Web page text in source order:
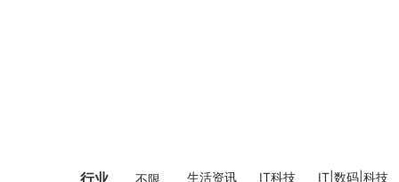
行业 不限 生活资讯 IT科技 IT|数码|科技